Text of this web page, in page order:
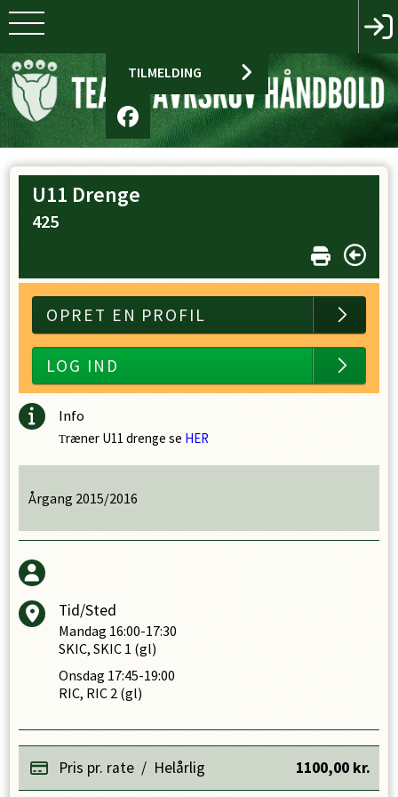
TILMELDING
U11 Drenge
425
OPRET EN PROFIL
LOG IND
Info
Træner U11 drenge se HER
Årgang 2015/2016
Tid/Sted
Mandag 16:00-17:30
SKIC, SKIC 1 (gl)
Onsdag 17:45-19:00
RIC, RIC 2 (gl)
Pris pr. rate / Helårlig 1100,00 kr.